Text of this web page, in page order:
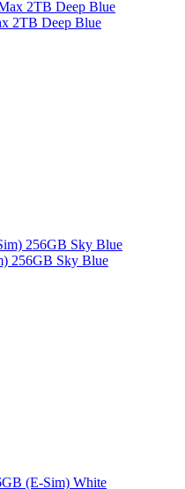
2TB Deep Blue
256GB Sky Blue